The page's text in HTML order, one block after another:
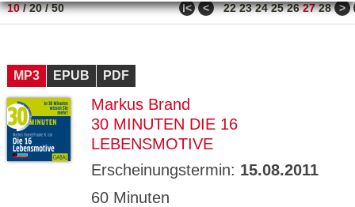
10/20/50 ǀ< < 22 23 24 25 26 27 28 >
MP3 EPUB PDF
Markus Brand
30 MINUTEN DIE 16
LEBENSMOTIVE
Erscheinungstermin: 15.08.2011
60 Minuten
Name Zweck
ESSION
_ID
verlag.
de
Session verwendet
GV_CO
OKIES
gabal-
verlag.
Speichert den Zustimmungsstatus des
Domäne.